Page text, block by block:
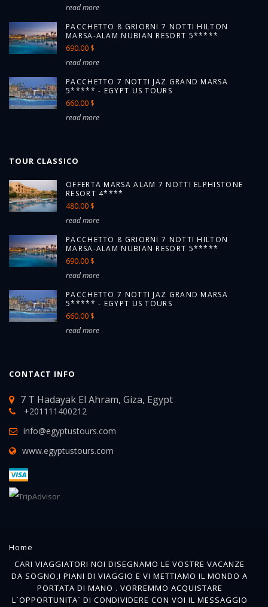
read more
PACCHETTO 8 GRIORNI 7 NOTTI HILTON
MARSA-ALAM NUBIAN RESORT 5*****
690.00 $
read more
PACCHETTO 7 NOTTI JAZ GRAND MARSA
5***** - EGYPT US TOURS
660.00 $
read more
TOUR CLASSICO
OFFERTA MARSA ALAM 7 NOTTI ELPHISTONE
RESORT 4****
480.00 $
read more
PACCHETTO 8 GRIORNI 7 NOTTI HILTON
MARSA-ALAM NUBIAN RESORT 5*****
690.00 $
read more
PACCHETTO 7 NOTTI JAZ GRAND MARSA
5***** - EGYPT US TOURS
660.00 $
read more
CONTACT INFO
7 T Hadayak El Ahram, Giza, Egypt
+201111400212
info@egyptustours.com
www.egyptustours.com
Home
CARI VIAGGIATORI NOI DISEGNAMO LE VOSTRE VACANZE
DA SOGNO,I PIANI DI VIAGGIO E VI METTIAMO IL MONDO A
PORTATA DI MANO . VORREMMO ACQUISTARE
L`OPPORTUNITA` DI CONDIVIDERE CON VOI IL MESSAGGIO